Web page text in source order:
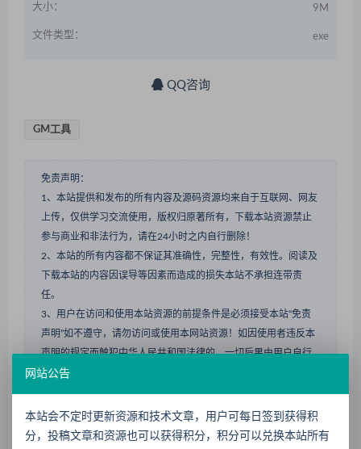
大小： 9M
文件类型： exe
QQ咨询
GM工具
免责声明：
1、本站提供和发布的所有内容及源码资源均来自于互联网、网友
上传，仅供学习交流使用，版权归原著所有，下载本站资源禁止
参与商业和非法行为，请在24小时之内自行删除！
2、本站的所有内容都不保证其准确性，完整性，有效性。阅读及
下载本站的内容因误导等因素而造成的损失本站不承担连带责
任。
3、用户在访问和使用本站资源的前提条件是必须接受本站“免责
声明”如不遵守，请勿访问或使用本网站资源！如因使用者违反本
声明的规定而触犯中华人民共和国法律的，一切后果由用户自行
负责，本站不承担任何责任。
非法运营而引起的一切责任，由用户自行承担与本站无关。
5、凡以任何方式登陆本网站或直接、间接使用本网站资料者，视
网站公告
本站会不定时更新资源和技术文章，用户可每日签到获得积
分，投稿文章和资源也可以获得积分，积分可以兑换本站所有